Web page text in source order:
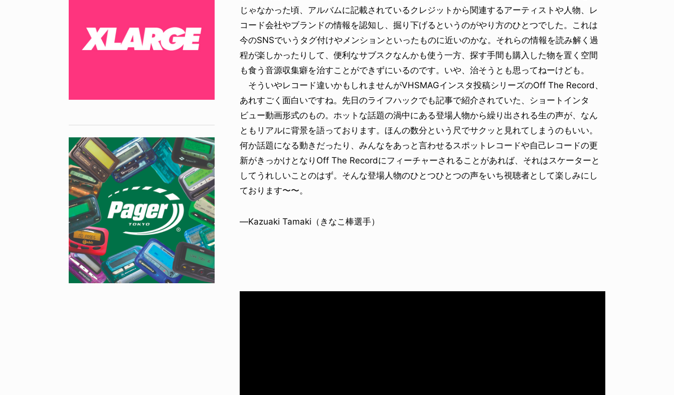
じゃなかった頃、アルバムに記載されているクレジットから関連するアーティストや人物、レ
コード会社やブランドの情報を認知し、掘り下げるというのがやり方のひとつでした。これは
今のSNSでいうタグ付けやメンションといったものに近いのかな。それらの情報を読み解く過
程が楽しかったりして、便利なサブスクなんかも使う一方、探す手間も購入した物を置く空間
も食う音源収集癖を治すことができずにいるのです。いや、治そうとも思ってねーけども。
そういやレコード違いかもしれませんがVHSMAGインスタ投稿シリーズのOff The Record、
あれすごく面白いですね。先日のライフハックでも記事で紹介されていた、ショートインタ
ビュー動画形式のもの。ホットな話題の渦中にある登場人物から繰り出される生の声が、なん
ともリアルに背景を語っております。ほんの数分という尺でサクッと見れてしまうのもいい。
何か話題になる動きだったり、みんなをあっと言わせるスポットレコードや自己レコードの更
新がきっかけとなりOff The Recordにフィーチャーされることがあれば、それはスケーターと
してうれしいことのはず。そんな登場人物のひとつひとつの声をいち視聴者として楽しみにし
ております〜〜。
—Kazuaki Tamaki（きなこ棒選手）